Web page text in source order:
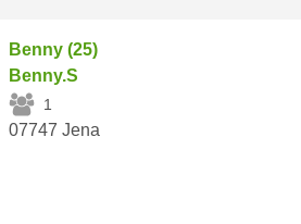
Benny (25)
Benny.S
1
07747 Jena